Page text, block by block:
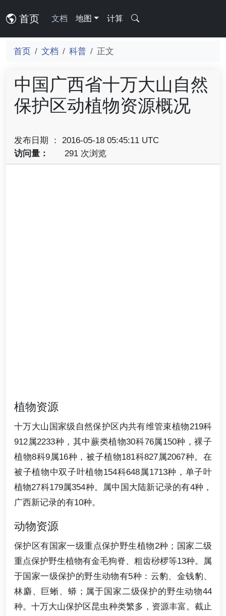
首页 文档 地图 计算
首页 文档 科普 正文
中国广西省十万大山自然
保护区动植物资源概况
发布日期 ： 2016-05-18 05:45:11 UTC
访问量：
291 次浏览
植物资源
十万大山国家级自然保护区内共有维管束植物219科
912属2233种，其中蕨类植物30科76属150种，裸子
植物8科9属16种，被子植物181科827属2067种。在
被子植物中双子叶植物154科648属1713种，单子叶
植物27科179属354种。属中国大陆新记录的有4种，
广西新记录的有10种。
动物资源
保护区有国家一级重点保护野生植物2种；国家二级
重点保护野生植物有金毛狗脊、粗齿桫椤等13种。属
于国家一级保护的野生动物有5种：云豹、金钱豹、
林麝、巨蜥、蟒；属于国家二级保护的野生动物44
种。十万大山保护区昆虫种类繁多，资源丰富。截止